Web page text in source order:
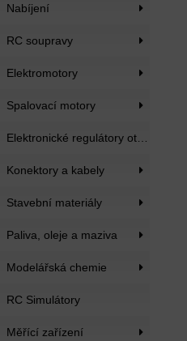
Nabíjení
RC soupravy
Elektromotory
Spalovací motory
Konektory a kabely
Stavební materiály
Paliva, oleje a maziva
Modelářská chemie
RC Simulátory
Měřící zařízení